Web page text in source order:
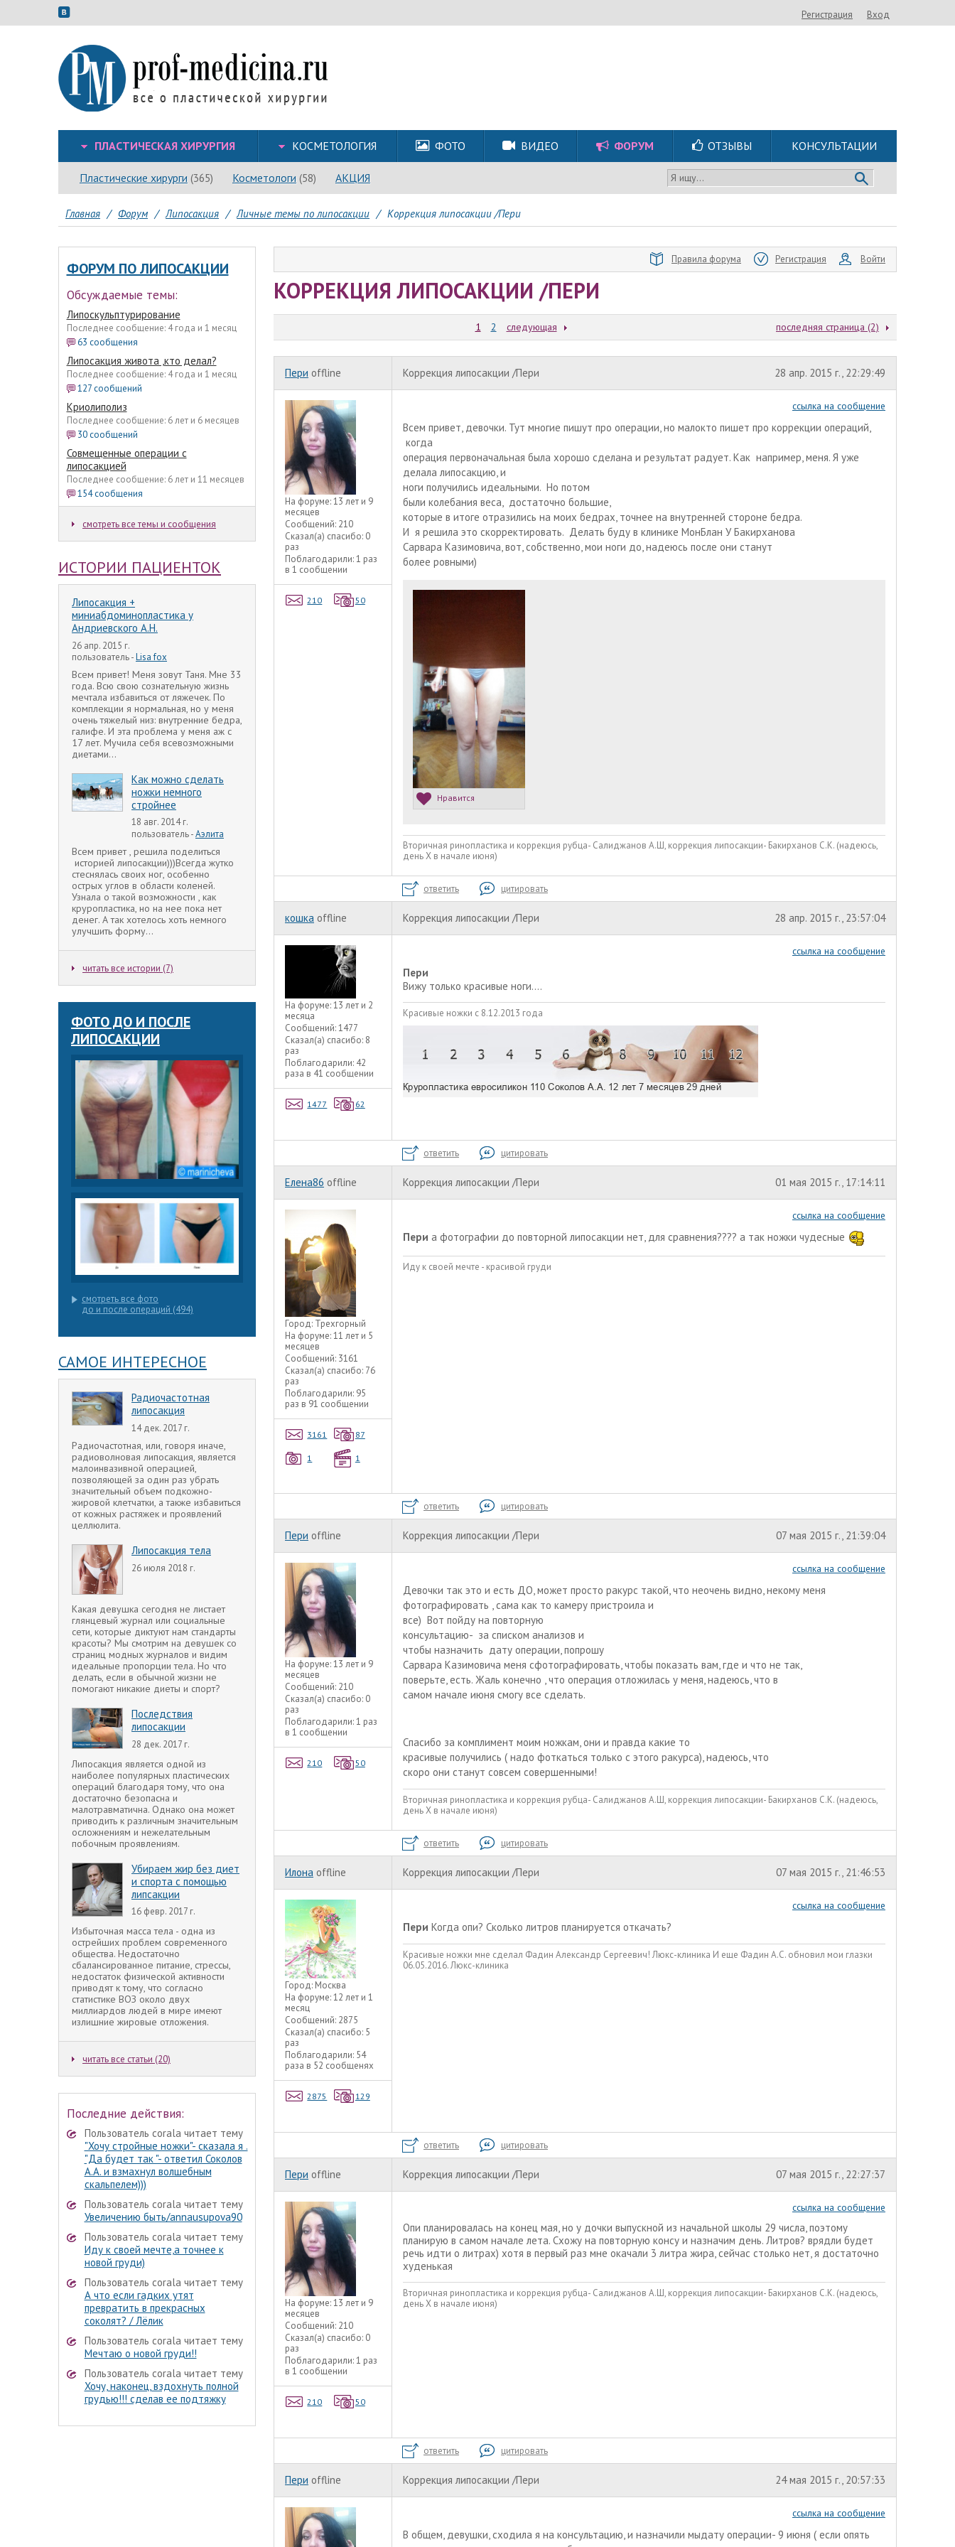
Регистрация Вход
ПЛАСТИЧЕСКАЯ ХИРУРГИЯ КОСМЕТОЛОГИЯ ФОТО ВИДЕО ФОРУМ ОТЗЫВЫ КОНСУЛЬТАЦИИ
Пластические хирурги (365) Косметологи (58) АКЦИЯ Я ищу...
Главная / Форум / Липосакция / Личные темы по липосакции / Коррекция липосакции /Пери
ФОРУМ ПО ЛИПОСАКЦИИ
Обсуждаемые темы:
Липоскульптурирование
Последнее сообщение: 4 года и 1 месяц
63 сообщения
Липосакция живота ,кто делал?
Последнее сообщение: 4 года и 1 месяц
127 сообщений
Криолиполиз
Последнее сообщение: 6 лет и 6 месяцев
30 сообщений
Совмещенные операции с
липосакцией
Последнее сообщение: 6 лет и 11 месяцев
154 сообщения
смотреть все темы и сообщения
ИСТОРИИ ПАЦИЕНТОК
Липосакция +
миниабдоминопластика у
Андриевского А.Н.
26 апр. 2015 г.
пользователь -Lisa fox
Всем привет! Меня зовут Таня. Мне 33
года. Всю свою сознательную жизнь
мечтала избавиться от ляжечек. По
комплекции я нормальная, но у меня
очень тяжелый низ: внутренние бедра,
галифе. И эта проблема у меня аж с
17 лет. Мучила себя всевозможными
диетами...
Как можно сделать
ножки немного
стройнее
18 авг. 2014 г.
пользователь -Аэлита
Всем привет , решила поделиться
историей липосакции)))Всегда жутко
стеснялась своих ног, особенно
острых углов в области коленей.
Узнала о такой возможности , как
круропластика, но на нее пока нет
денег. А так хотелось хоть немного
улучшить форму...
читать все истории (7)
ФОТО ДО И ПОСЛЕ
ЛИПОСАКЦИИ
смотреть все фото
до и после операций (494)
САМОЕ ИНТЕРЕСНОЕ
Радиочастотная
липосакция
14 дек. 2017 г.
Радиочастотная, или, говоря иначе,
радиоволновая липосакция, является
малоинвазивной операцией,
позволяющей за один раз убрать
значительный объем подкожно-
жировой клетчатки, а также избавиться
от кожных растяжек и проявлений
целлюлита.
Липосакция тела
26 июля 2018 г.
Какая девушка сегодня не листает
глянцевый журнал или социальные
сети, которые диктуют нам стандарты
красоты? Мы смотрим на девушек со
страниц модных журналов и видим
идеальные пропорции тела. Но что
делать, если в обычной жизни не
помогают никакие диеты и спорт?
Последствия
липосакции
28 дек. 2017 г.
Липосакция является одной из
наиболее популярных пластических
операций благодаря тому, что она
достаточно безопасна и
малотравматична. Однако она может
приводить к различным значительным
осложнениям и нежелательным
побочным проявлениям.
Убираем жир без диет
и спорта с помощью
липсакции
16 февр. 2017 г.
Избыточная масса тела - одна из
острейших проблем современного
общества. Недостаточно
сбалансированное питание, стрессы,
недостаток физической активности
приводят к тому, что согласно
статистике ВОЗ около двух
миллиардов людей в мире имеют
излишние жировые отложения.
читать все статьи (20)
Последние действия:
Пользователь corala читает тему
"Хочу стройные ножки"- сказала я .
"Да будет так "- ответил Соколов
А.А. и взмахнул волшебным
скальпелем)))
Пользователь corala читает тему
Увеличению быть/annausupova90
Пользователь corala читает тему
Иду к своей мечте,а точнее к
новой груди)
Пользователь corala читает тему
А что если гадких утят
превратить в прекрасных
соколят? / Лёлик
Пользователь corala читает тему
Мечтаю о новой груди!!
Пользователь corala читает тему
Хочу, наконец, вздохнуть полной
грудью!!! сделав ее подтяжку
Правила форума Регистрация Войти
КОРРЕКЦИЯ ЛИПОСАКЦИИ /ПЕРИ
1 2 следующая последняя страница (2)
Пери offline Коррекция липосакции /Пери 28 апр. 2015 г., 22:29:49
На форуме:13 лет и 9
месяцев
Сообщений: 210
Сказал(а) спасибо: 0
раз
Поблагодарили:1 раз
в 1 сообщении
210 50
ссылка на сообщение
Всем привет, девочки. Тут многие пишут про операции, но малокто пишет про коррекции операций,
когда
операция первоначальная была хорошо сделана и результат радует. Как например, меня. Я уже
делала липосакцию, и
ноги получились идеальными. Но потом
были колебания веса, достаточно большие,
которые в итоге отразились на моих бедрах, точнее на внутренней стороне бедра.
И я решила это скорректировать. Делать буду в клинике МонБлан У Бакирханова
Сарвара Казимовича, вот, собственно, мои ноги до, надеюсь после они станут
более ровными)
Нравится
Вторичная ринопластика и коррекция рубца- Салиджанов А.Ш, коррекция липосакции- Бакирханов С.К. (надеюсь,
день Х в начале июня)
ответить цитировать
кошка offline Коррекция липосакции /Пери 28 апр. 2015 г., 23:57:04
На форуме:13 лет и 2
месяца
Сообщений:1477
Сказал(а) спасибо: 8
раз
Поблагодарили: 42
раза в 41 сообщении
1477 62
ссылка на сообщение
Пери
Вижу только красивые ноги....
Красивые ножки с 8.12.2013 года
ответить цитировать
Елена86 offline Коррекция липосакции /Пери 01 мая 2015 г., 17:14:11
Город: Трехгорный
На форуме:11 лет и 5
месяцев
Сообщений: 3161
Сказал(а) спасибо: 76
раз
Поблагодарили: 95
раз в 91 сообщении
3161 87
1 1
ссылка на сообщение
Пери а фотографии до повторной липосакции нет, для сравнения???? а так ножки чудесные
Иду к своей мечте - красивой груди
ответить цитировать
Пери offline Коррекция липосакции /Пери 07 мая 2015 г., 21:39:04
На форуме:13 лет и 9
месяцев
Сообщений: 210
Сказал(а) спасибо: 0
раз
Поблагодарили:1 раз
в 1 сообщении
210 50
ссылка на сообщение
Девочки так это и есть ДО, может просто ракурс такой, что неочень видно, некому меня
фотографировать , сама как то камеру пристроила и
все) Вот пойду на повторную
консультацию- за списком анализов и
чтобы назначить дату операции, попрошу
Сарвара Казимовича меня сфотографировать, чтобы показать вам, где и что не так,
поверьте, есть. Жаль конечно , что операция отложилась у меня, надеюсь, что в
самом начале июня смогу все сделать.
Спасибо за комплимент моим ножкам, они и правда какие то
красивые получились ( надо фоткаться только с этого ракурса), надеюсь, что
скоро они станут совсем совершенными!
Вторичная ринопластика и коррекция рубца- Салиджанов А.Ш, коррекция липосакции- Бакирханов С.К. (надеюсь,
день Х в начале июня)
ответить цитировать
Илона offline Коррекция липосакции /Пери 07 мая 2015 г., 21:46:53
Город: Москва
На форуме:12 лет и 1
месяц
Сообщений: 2875
Сказал(а) спасибо: 5
раз
Поблагодарили: 54
раза в 52 сообщенях
2875 129
ссылка на сообщение
Пери Когда опи? Сколько литров планируется откачать?
Красивые ножки мне сделал Фадин Александр Сергеевич! Люкс-клиника И еще Фадин А.С. обновил мои глазки
06.05.2016. Люкс-клиника
ответить цитировать
Пери offline Коррекция липосакции /Пери 07 мая 2015 г., 22:27:37
На форуме:13 лет и 9
месяцев
Сообщений: 210
Сказал(а) спасибо: 0
раз
Поблагодарили:1 раз
в 1 сообщении
210 50
ссылка на сообщение
Опи планировалась на конец мая, но у дочки выпускной из начальной школы 29 числа, поэтому
планирую в самом начале лета. Схожу на повторную консу и назначим день. Литров? врядли будет
речь идти о литрах) хотя в первый раз мне окачали 3 литра жира, сейчас столько нет, я достаточно
худенькая
Вторичная ринопластика и коррекция рубца- Салиджанов А.Ш, коррекция липосакции- Бакирханов С.К. (надеюсь,
день Х в начале июня)
ответить цитировать
Пери offline Коррекция липосакции /Пери 24 мая 2015 г., 20:57:33
ссылка на сообщение
В общем, девушки, сходила я на консультацию, и назначили мыдату операции- 9 июня ( если опять